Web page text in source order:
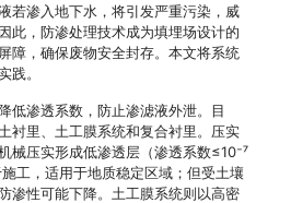
若渗入地下水，将引发严重污染，威
此，防渗处理技术成为填埋场设计的
障，确保废物安全封存。本文将系统
践。
低渗透系数，防止渗滤液外泄。目
衬里、土工膜系统和复合衬里。压实
械压实形成低渗透层（渗透系数≤10⁻⁷
工，适用于地质稳定区域；但受土壤
渗性可能下降。土工膜系统则以高密